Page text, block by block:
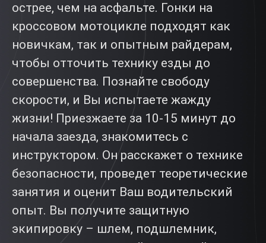
острее, чем на асфальте. Гонки на
кроссовом мотоцикле подходят как
новичкам, так и опытным райдерам,
чтобы отточить технику езды до
совершенства. Познайте свободу
скорости, и Вы испытаете жажду
жизни! Приезжаете за 10-15 минут до
начала заезда, знакомитесь с
инструктором. Он расскажет о технике
безопасности, проведет теоретические
занятия и оценит Ваш водительский
опыт. Вы получите защитную
экипировку – шлем, подшлемник,